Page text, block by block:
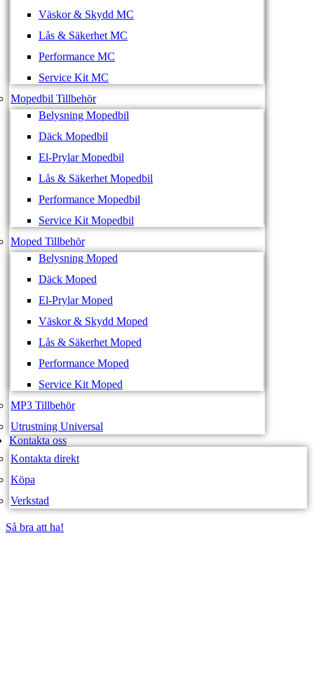
Väskor & Skydd MC
Lås & Säkerhet MC
Performance MC
Service Kit MC
Mopedbil Tillbehör
Belysning Mopedbil
Däck Mopedbil
El-Prylar Mopedbil
Lås & Säkerhet Mopedbil
Performance Mopedbil
Service Kit Mopedbil
Moped Tillbehör
Belysning Moped
Däck Moped
El-Prylar Moped
Väskor & Skydd Moped
Lås & Säkerhet Moped
Performance Moped
Service Kit Moped
MP3 Tillbehör
Utrustning Universal
Kontakta oss
Kontakta direkt
Köpa
Verkstad
Så bra att ha!